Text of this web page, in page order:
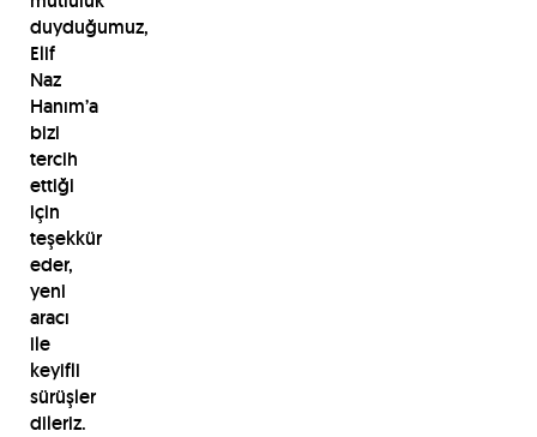
duyduğumuz,
Elif
Naz
Hanım’a
bizi
tercih
ettiği
için
teşekkür
eder,
yeni
aracı
ile
keyifli
sürüşler
dileriz.